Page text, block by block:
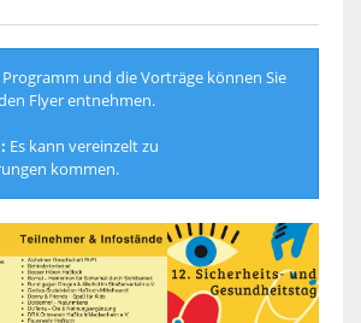
und die Vorträge können Sie
Flyer entnehmen.
Es kann vereinzelt zu
kommen.